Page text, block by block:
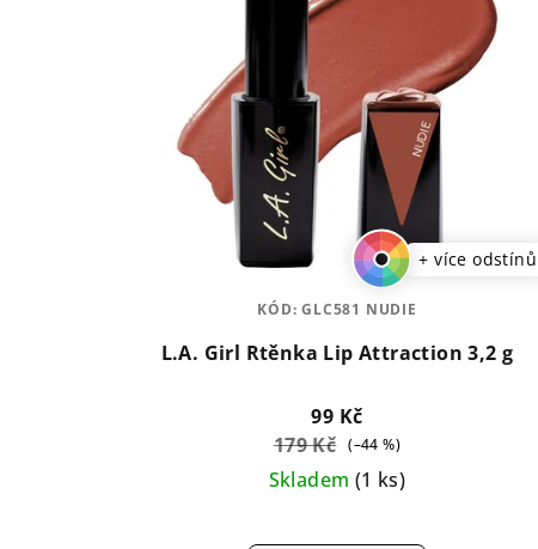
+ více odstínů
L.A. Girl Rtěnka Lip Attraction 3,2 g
99 Kč
179 Kč (–44 %)
Skladem (1 ks)
KÓD:GLC581 NUDIE